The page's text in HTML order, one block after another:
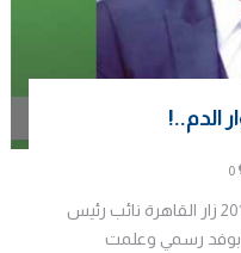
الدم..!
0
عباس عبود سالم || قبل انتخابات 2010 زار القاهرة نائب رئيس
بوفد رسمي وعلمت